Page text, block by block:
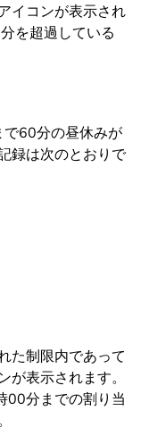
イコンが表示され
を超過している
60分の昼休みが
録は次のとおりで
た制限内であって
表示されます。
00分までの割り当